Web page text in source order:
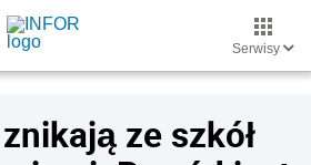
Serwisy
ze szkół